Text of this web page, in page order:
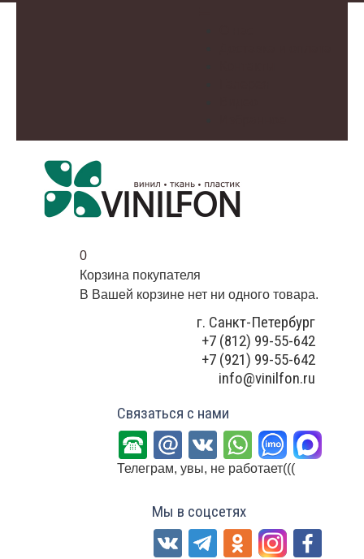
0
Корзина покупателя
В Вашей корзине нет ни одного товара.
г. Санкт-Петербург
+7 (812) 99-55-642
+7 (921) 99-55-642
info@vinilfon.ru
Связаться с нами
Телеграм, увы, не работает(((
Мы в соцсетях